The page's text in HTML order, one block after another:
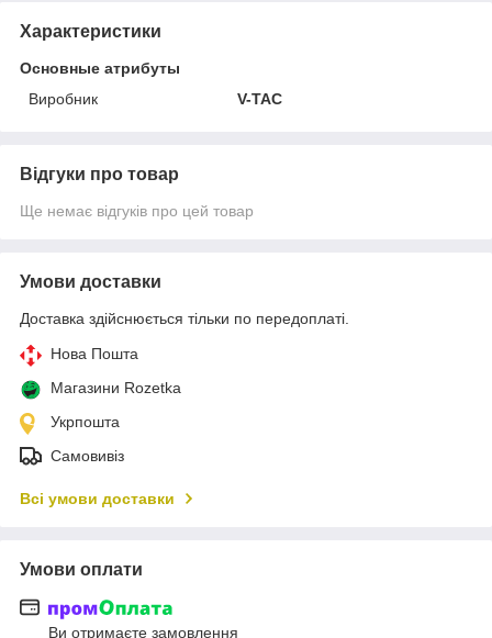
Характеристики
Основные атрибуты
Виробник
V-TAC
Відгуки про товар
Ще немає відгуків про цей товар
Умови доставки
Доставка здійснюється тільки по передоплаті.
Нова Пошта
Магазини Rozetka
Укрпошта
Самовивіз
Всі умови доставки
Умови оплати
Ви отримаєте замовлення